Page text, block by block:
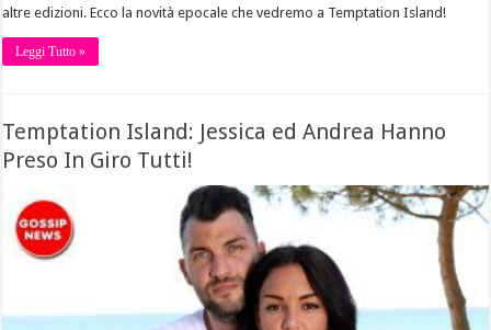
altre edizioni. Ecco la novità epocale che vedremo a Temptation Island!
Leggi Tutto »
Temptation Island: Jessica ed Andrea Hanno
Preso In Giro Tutti!